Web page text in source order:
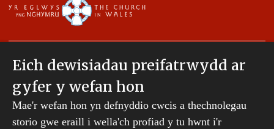
Hawlfraint © 2007-2026 Esgobaeth Tyddewi. Cedwir
pob hawl.
Mae Bwrdd Cyllid Esgobaeth Tyddewi yn gwmni
Eich dewisiadau preifatrwydd ar
gyfer y wefan hon
Mae'r wefan hon yn defnyddio cwcis a thechnolegau
storio gwe eraill i wella'ch profiad y tu hwnt i'r